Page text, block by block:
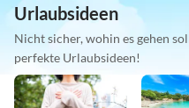
Urlaubsideen
Nicht sicher, wohin es gehen
perfekte Urlaubsideen!